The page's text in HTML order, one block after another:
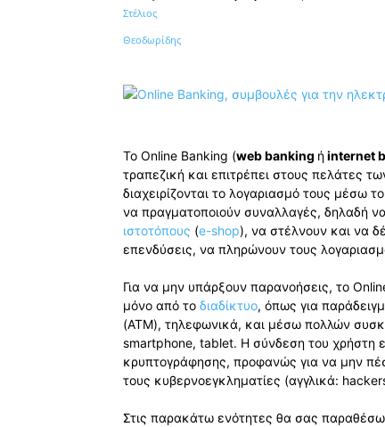
Κοινοποίηση
Το Online Banking (web banking ήinternet
τραπεζική και επιτρέπει στους πελάτες
διαχειρίζονται το λογαριασμό τους μέσω
να πραγματοποιούν συναλλαγές, δηλαδή
ιστοτόπους (e-shop), να στέλνουν και να
επενδύσεις, να πληρώνουν τους
Για να μην υπάρξουν παρανοήσεις, το
μόνο από το διαδίκτυο, όπως για
(ATM), τηλεφωνικά, και μέσω πολλών
smartphone, tablet. Η σύνδεση του χρήστη
κρυπτογράφησης, προφανώς για να μην
τους κυβερνοεγκληματίες (αγγλικά:
Στις παρακάτω ενότητες θα σας